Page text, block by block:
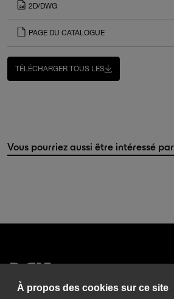
2D/DWG
PAGE DU CATALOGUE
TÉLÉCHARGER TOUS LES
Vous pourriez aussi être intéressé par
À propos des cookies sur ce site